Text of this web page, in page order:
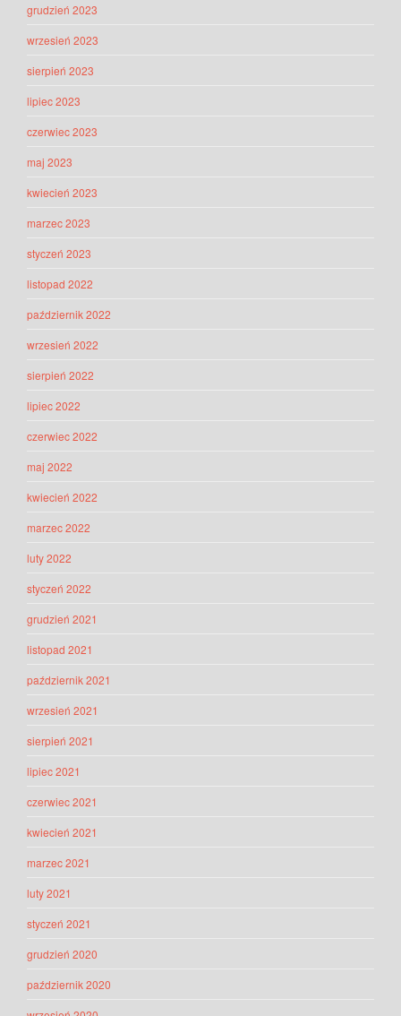
grudzień 2023
wrzesień 2023
sierpień 2023
lipiec 2023
czerwiec 2023
maj 2023
kwiecień 2023
marzec 2023
styczeń 2023
listopad 2022
październik 2022
wrzesień 2022
sierpień 2022
lipiec 2022
czerwiec 2022
maj 2022
kwiecień 2022
marzec 2022
luty 2022
styczeń 2022
grudzień 2021
listopad 2021
październik 2021
wrzesień 2021
sierpień 2021
lipiec 2021
czerwiec 2021
kwiecień 2021
marzec 2021
luty 2021
styczeń 2021
grudzień 2020
październik 2020